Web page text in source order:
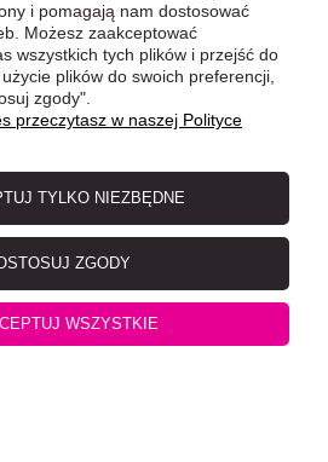
Healthy Kurczak i Indyk 2 kg
i pomagają nam dostosować
Możesz zaakceptować
wszystkich tych plików i przejść do
plików do swoich preferencji,
zgody".
przeczytasz w naszej Polityce
TYLKO NIEZBĘDNE
ZGODY
WSZYSTKIE